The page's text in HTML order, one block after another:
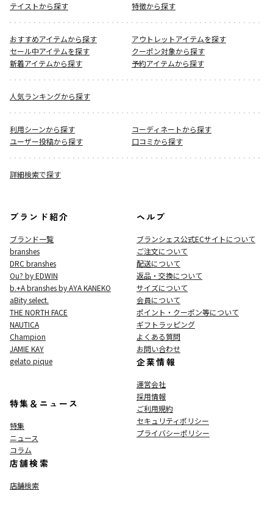
テイストから探す
特徴から探す
おすすめアイテムから探す
アウトレットアイテムを探す
セール中アイテムを探す
クーポン対象から探す
新着アイテムから探す
予約アイテムから探す
人気ランキングから探す
利用シーンから探す
コーディネートから探す
ユーザー投稿から探す
口コミから探す
詳細検索で探す
ブランド紹介
ブランド一覧
branshes
DRC branshes
Ou? by EDWIN
b.+A branshes by AYA KANEKO
aBity select.
THE NORTH FACE
NAUTICA
Champion
JAMIE KAY
gelato pique
特集＆ニュース
特集
ニュース
コラム
店舗検索
店舗検索
ヘルプ
ブランシェス公式ECサイトについて
ご注文について
配送について
返品・交換について
サイズについて
会員について
ポイント・クーポン等について
ギフトラッピング
よくある質問
お問い合わせ
企業情報
運営会社
採用情報
ご利用規約
セキュリティポリシー
プライバシーポリシー